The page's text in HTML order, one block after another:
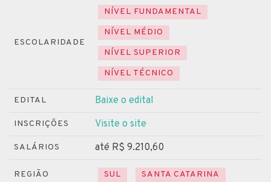
ESCOLARIDADE
NÍVEL FUNDAMENTAL
NÍVEL MÉDIO
NÍVEL SUPERIOR
NÍVEL TÉCNICO
EDITAL Baixe o edital
INSCRIÇÕES Visite o site
SALÁRIOS até R$ 9.210,60
REGIÃO SUL SANTA CATARINA